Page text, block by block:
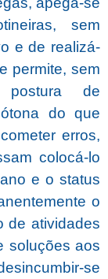
sem
e de realizá-
permite, sem
de
do que
erros,
colocá-lo
e o status
o
de atividades
soluções aos
se